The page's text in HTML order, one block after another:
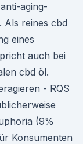
aging-
Als reines cbd
eines
auch bei
cbd öl.
- RQS
(9%
Konsumenten